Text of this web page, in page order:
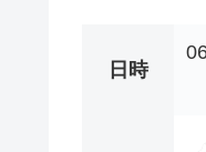
日時